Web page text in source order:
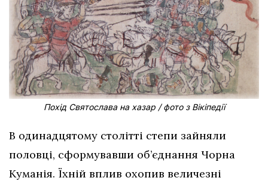
Похід Святослава на хазар / фото з Вікіпедії
В одинадцятому столітті степи зайняли
половці, сформувавши об’єднання Чорна
Куманія. Їхній вплив охопив величезні